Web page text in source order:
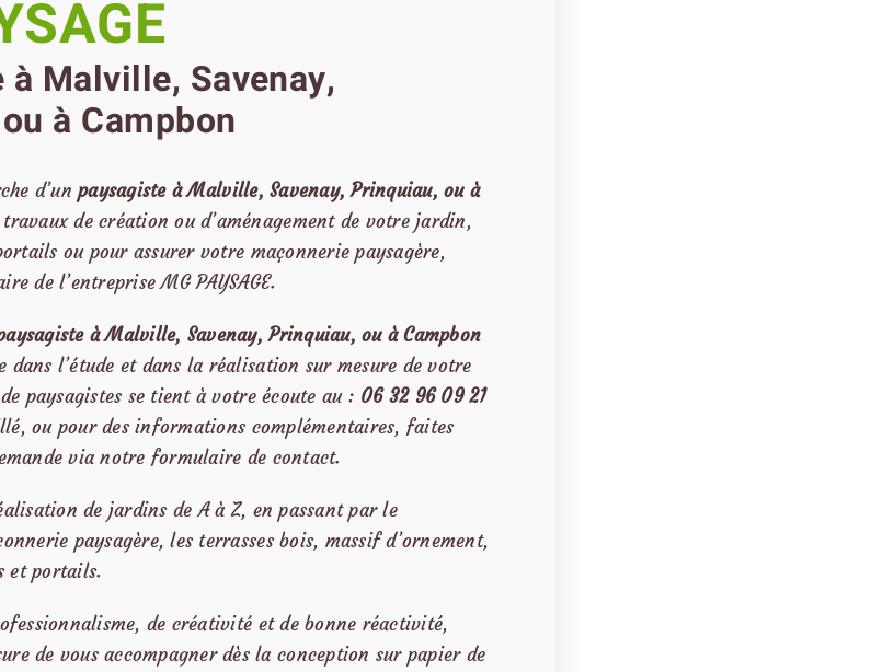
à Malville, Savenay,
à Campbon
d’unpaysagisteà Malville, Savenay, Prinquiau, ou à
travaux de création ou d’aménagement de votre jardin,
ou pour assurer votre maçonnerie paysagère,
de l’entreprise MG PAYSAGE.
à Malville, Savenay, Prinquiau, ou à Campbon
dans l’étude et dans la réalisation sur mesure de votre
paysagistes se tient à votre écoute au : 06 32 96 09 21
ou pour des informations complémentaires, faites
via notre formulaire de contact.
de jardins de A à Z, en passant par le
paysagère, les terrasses bois, massif d’ornement,
et portails.
de créativité et de bonne réactivité,
de vous accompagner dès la conception sur papier de